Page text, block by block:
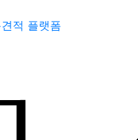
적 플랫폼